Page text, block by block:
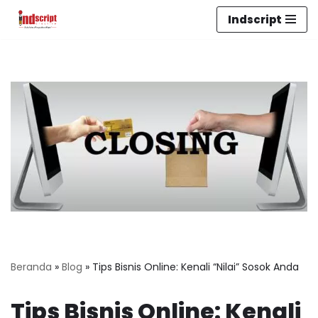
Indscript
Beranda » Blog » Tips Bisnis Online: Kenali “Nilai” Sosok Anda
Tips Bisnis Online: Kenali